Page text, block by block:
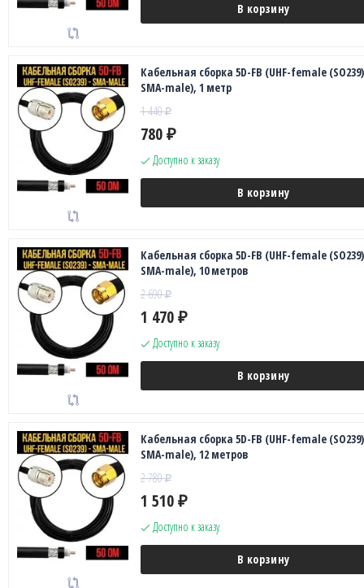
В корзину
Кабельная сборка 5D-FB (UHF-female
SMA-male), 1 метр
1 440₽
780 ₽
Доступно к заказу
В корзину
Кабельная сборка 5D-FB (UHF-female
SMA-male), 10 метров
2 690₽
1 470 ₽
Доступно к заказу
В корзину
Кабельная сборка 5D-FB (UHF-female
SMA-male), 12 метров
2 780₽
1 510 ₽
Доступно к заказу
В корзину